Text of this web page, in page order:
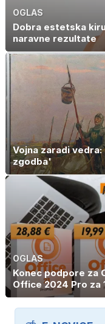
OGLAS
Dobra estetska
naravne rezultate
Vojna zaradi
zgodba'
OGLAS
Konec podpore za
Office 2024 Pro za